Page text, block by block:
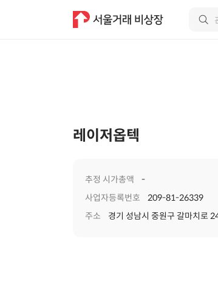
레이저옵텍
추정 시가총액 -
사업자등록번호
209-81-26339
주소